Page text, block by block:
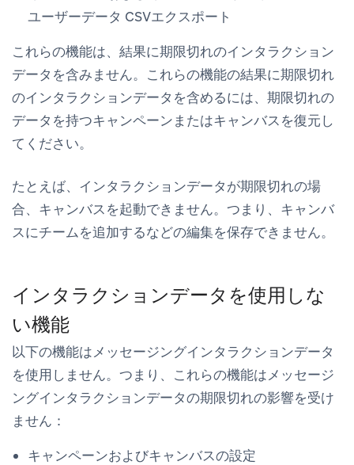
ユーザーデータ CSVエクスポート
これらの機能は、結果に期限切れのインタラクション
データを含みません。これらの機能の結果に期限切れ
のインタラクションデータを含めるには、期限切れの
データを持つキャンペーンまたはキャンバスを復元し
てください。
たとえば、インタラクションデータが期限切れの場
合、キャンバスを起動できません。つまり、キャンバ
スにチームを追加するなどの編集を保存できません。
インタラクションデータを使用しな
い機能
以下の機能はメッセージングインタラクションデータ
を使用しません。つまり、これらの機能はメッセージ
ングインタラクションデータの期限切れの影響を受け
ません：
キャンペーンおよびキャンバスの設定